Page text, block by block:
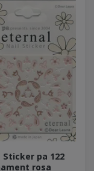
Sticker pa 122
rosa